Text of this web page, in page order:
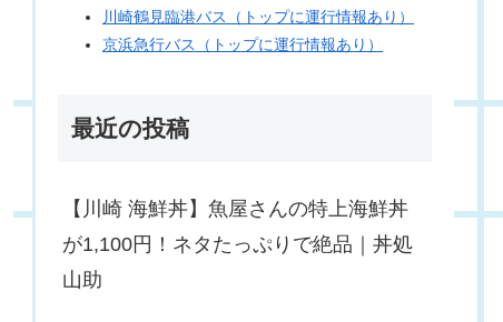
川崎鶴見臨港バス（トップに運行情報あり）
京浜急行バス（トップに運行情報あり）
最近の投稿
【川崎 海鮮丼】魚屋さんの特上海鮮丼
が1,100円！ネタたっぷりで絶品｜丼処
山助